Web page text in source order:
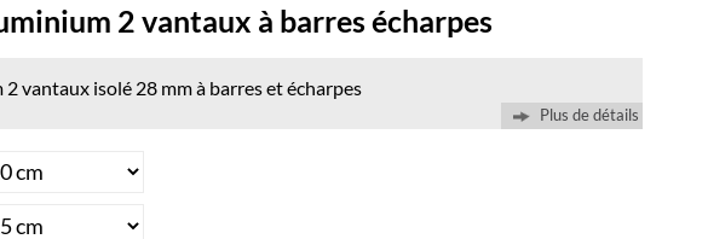
2 vantaux à barres écharpes
vantaux isolé 28 mm à barres et écharpes
Plus de détails